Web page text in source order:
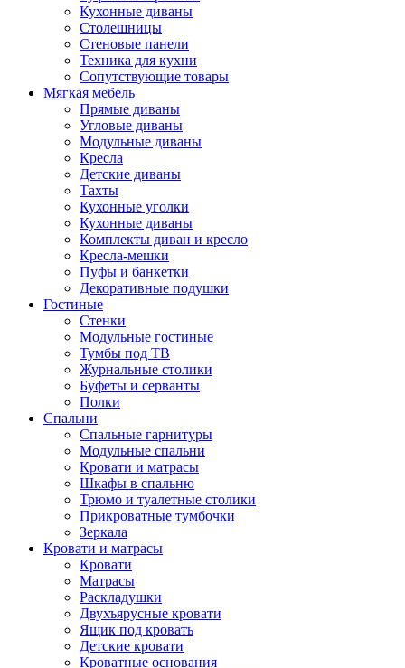
Кухонные диваны
Столешницы
Стеновые панели
Техника для кухни
Сопутствующие товары
Мягкая мебель
Прямые диваны
Угловые диваны
Модульные диваны
Кресла
Детские диваны
Тахты
Кухонные уголки
Кухонные диваны
Комплекты диван и кресло
Кресла-мешки
Пуфы и банкетки
Декоративные подушки
Гостиные
Стенки
Модульные гостиные
Тумбы под ТВ
Журнальные столики
Буфеты и серванты
Полки
Спальни
Спальные гарнитуры
Модульные спальни
Кровати и матрасы
Шкафы в спальню
Трюмо и туалетные столики
Прикроватные тумбочки
Зеркала
Кровати и матрасы
Кровати
Матрасы
Раскладушки
Двухъярусные кровати
Ящик под кровать
Детские кровати
Кроватные основания